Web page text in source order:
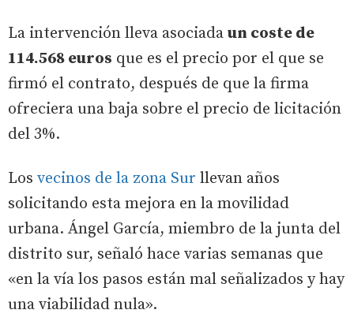
La intervención lleva asociada un coste de
114.568 euros que es el precio por el que se
firmó el contrato, después de que la firma
ofreciera una baja sobre el precio de licitación
del 3%.
Los vecinos de la zona Sur llevan años
solicitando esta mejora en la movilidad
urbana. Ángel García, miembro de la junta del
distrito sur, señaló hace varias semanas que
«en la vía los pasos están mal señalizados y hay
una viabilidad nula».